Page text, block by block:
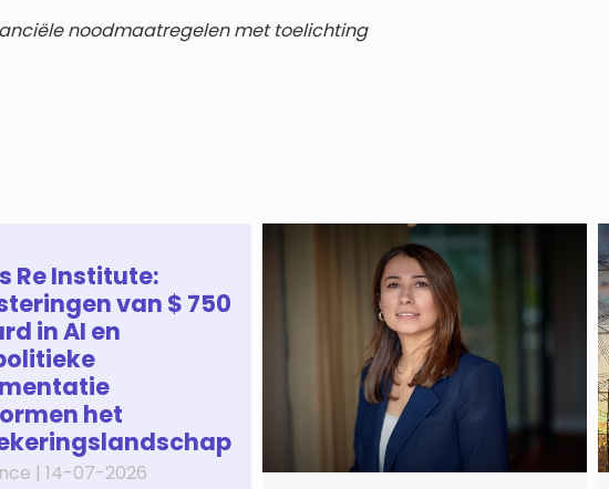
noodmaatregelen met toelichting
Re Institute:
van $ 750
in AI en
het
| 14-07-2026